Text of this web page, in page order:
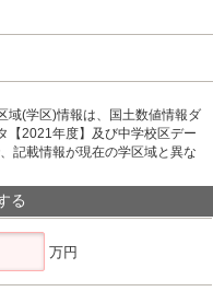
域(学区)情報は、国土数値情報ダ
【2021年度】及び中学校区デー
記載情報が現在の学区域と異な
る
万円